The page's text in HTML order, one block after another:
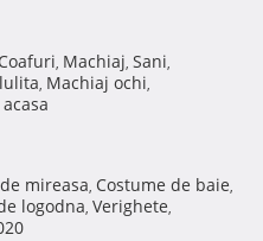
Coafuri, Machiaj, Sani,
, Machiaj ochi,
mireasa, Costume de baie,
logodna, Verighete,